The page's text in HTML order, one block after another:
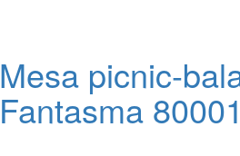
Mesa picnic-
Fantasma